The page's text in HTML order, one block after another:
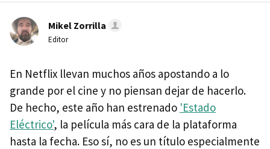
Mikel Zorrilla
Editor
En Netflix llevan muchos años apostando a lo
grande por el cine y no piensan dejar de hacerlo.
De hecho, este año han estrenado 'Estado
Eléctrico', la película más cara de la plataforma
hasta la fecha. Eso sí, no es un título especialmente